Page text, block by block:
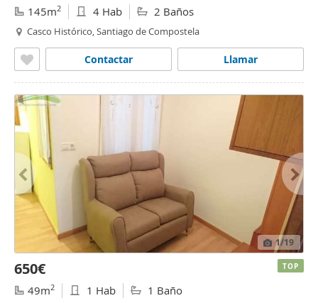
145m2 4 Hab 2 Baños
Casco Histórico, Santiago de Compostela
Llamar
Contactar
1/19
650€
49m2 1 Hab 1 Baño
TOP